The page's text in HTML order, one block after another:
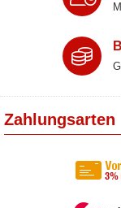
Zahlungsarten